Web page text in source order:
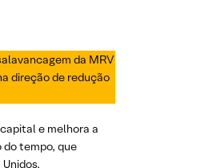
da MRV
direção de redução
e melhora a
do tempo, que